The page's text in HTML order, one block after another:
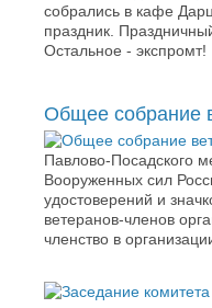
собрались в кафе
праздник.
Остальное - экспромт!
Общее собрание
Павлово-Посадского
Вооруженных сил
удостоверений и
ветеранов-членов
членство в